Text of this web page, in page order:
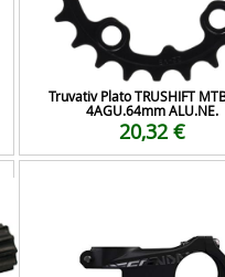
Truvativ Plato TRUSHIFT
4AGU.64mm ALU.NE.
20,32 €